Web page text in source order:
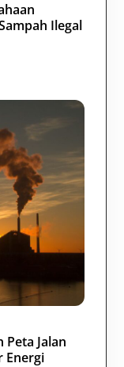
Ilegal
Peta Jalan
Energi